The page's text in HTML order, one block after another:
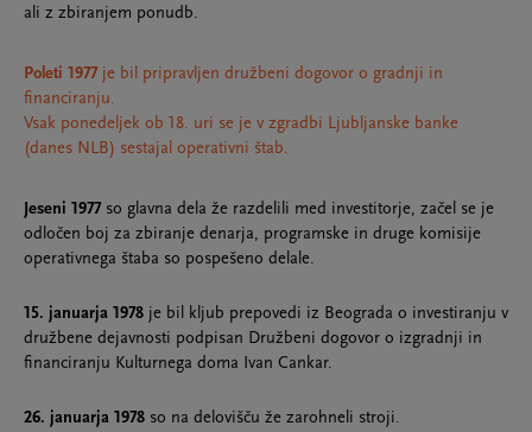
ali z zbiranjem ponudb.
Poleti 1977 je bil pripravljen družbeni dogovor o gradnji in
financiranju.
Vsak ponedeljek ob 18. uri se je v zgradbi Ljubljanske banke
(danes NLB) sestajal operativni štab.
Jeseni 1977 so glavna dela že razdelili med investitorje, začel se je
odločen boj za zbiranje denarja, programske in druge komisije
operativnega štaba so pospešeno delale.
15. januarja 1978 je bil kljub prepovedi iz Beograda o investiranju v
družbene dejavnosti podpisan Družbeni dogovor o izgradnji in
financiranju Kulturnega doma Ivan Cankar.
26. januarja 1978 so na delovišču že zarohneli stroji.